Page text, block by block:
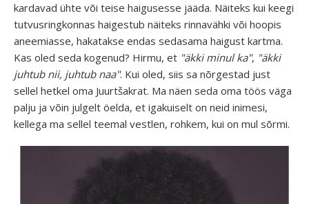
kardavad ühte või teise haigusesse jääda. Näiteks kui keegi
tutvusringkonnas haigestub näiteks rinnavähki või hoopis
aneemiasse, hakatakse endas sedasama haigust kartma.
Kas oled seda kogenud? Hirmu, et "äkki minul ka", "äkki
juhtub nii, juhtub naa". Kui oled, siis sa nõrgestad just
sellel hetkel oma Juurtšakrat. Ma näen seda oma töös väga
palju ja võin julgelt öelda, et igakuiselt on neid inimesi,
kellega ma sellel teemal vestlen, rohkem, kui on mul sõrmi.